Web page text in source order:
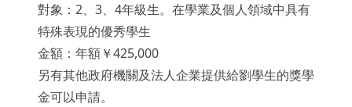
對象：2、3、4年級生。在學業及個人領域中具有
特殊表現的優秀學生
金額：年額￥425,000
另有其他政府機關及法人企業提供給劉學生的獎學
金可以申請。